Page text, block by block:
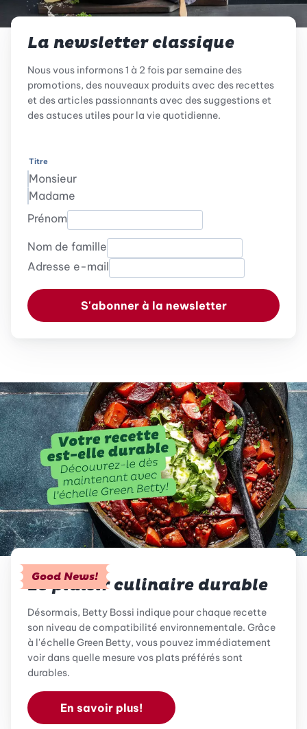
La newsletter classique
Nous vous informons 1 à 2 fois par semaine des
promotions, des nouveaux produits avec des recettes
et des articles passionnants avec des suggestions et
des astuces utiles pour la vie quotidienne.
Titre
Monsieur
Madame
Prénom
Nom de famille
Adresse e-mail
S'abonner à la newsletter
Good News!
Le plaisir culinaire durable
Désormais, Betty Bossi indique pour chaque recette
son niveau de compatibilité environnementale. Grâce
à l'échelle Green Betty, vous pouvez immédiatement
voir dans quelle mesure vos plats préférés sont
durables.
En savoir plus!